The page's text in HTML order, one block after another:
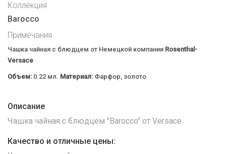
Коллекция
Barocco
Примечания
Чашка чайная с блюдцем от Немецкой компании Rosenthal-
Versace
Объем: 0.22 мл. Материал: Фарфор, золото
Описание
Чашка чайная с блюдцем "Barocco" от Versace
Качество и отличные цены: